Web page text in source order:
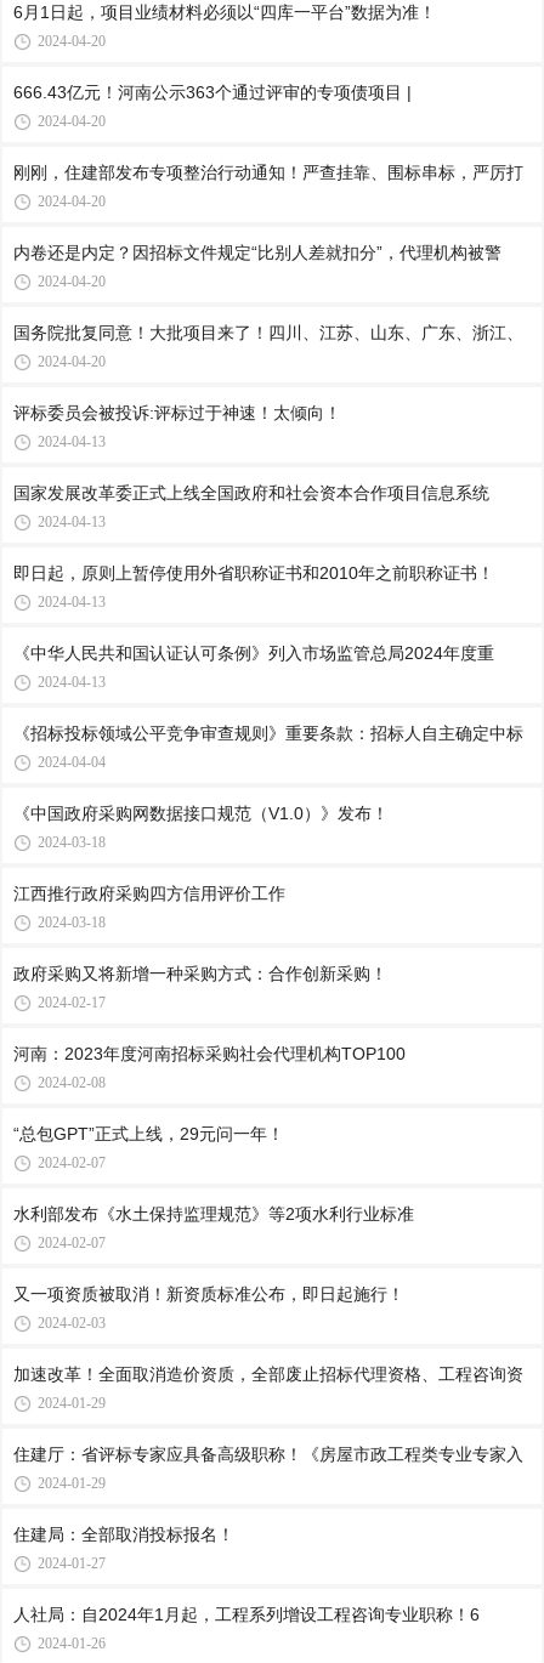
6月1日起，项目业绩材料必须以“四库一平台”数据为准！
2024-04-20
666.43亿元！河南公示363个通过评审的专项债项目 |
2024-04-20
刚刚，住建部发布专项整治行动通知！严查挂靠、围标串标，严厉打
2024-04-20
内卷还是内定？因招标文件规定“比别人差就扣分”，代理机构被警
2024-04-20
国务院批复同意！大批项目来了！四川、江苏、山东、广东、浙江、
2024-04-20
评标委员会被投诉:评标过于神速！太倾向！
2024-04-13
国家发展改革委正式上线全国政府和社会资本合作项目信息系统
2024-04-13
即日起，原则上暂停使用外省职称证书和2010年之前职称证书！
2024-04-13
《中华人民共和国认证认可条例》列入市场监管总局2024年度重
2024-04-13
《招标投标领域公平竞争审查规则》重要条款：招标人自主确定中标
2024-04-04
《中国政府采购网数据接口规范（V1.0）》发布！
2024-03-18
江西推行政府采购四方信用评价工作
2024-03-18
政府采购又将新增一种采购方式：合作创新采购！
2024-02-17
河南：2023年度河南招标采购社会代理机构TOP100
2024-02-08
“总包GPT”正式上线，29元问一年！
2024-02-07
水利部发布《水土保持监理规范》等2项水利行业标准
2024-02-07
又一项资质被取消！新资质标准公布，即日起施行！
2024-02-03
加速改革！全面取消造价资质，全部废止招标代理资格、工程咨询资
2024-01-29
住建厅：省评标专家应具备高级职称！《房屋市政工程类专业专家入
2024-01-29
住建局：全部取消投标报名！
2024-01-27
人社局：自2024年1月起，工程系列增设工程咨询专业职称！6
2024-01-26